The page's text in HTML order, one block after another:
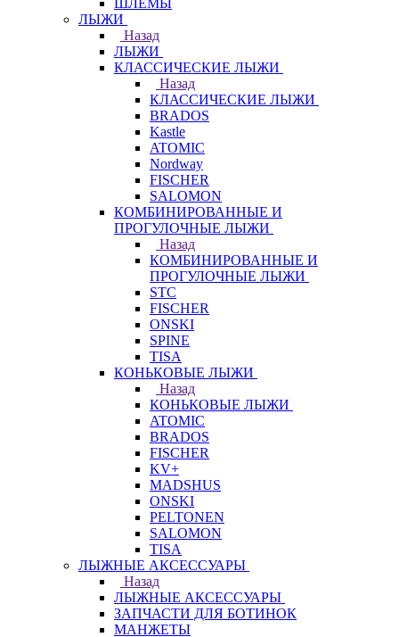
ШЛЕМЫ
ЛЫЖИ
Назад
ЛЫЖИ
КЛАССИЧЕСКИЕ ЛЫЖИ
Назад
КЛАССИЧЕСКИЕ ЛЫЖИ
BRADOS
Kastle
ATOMIC
Nordway
FISCHER
SALOMON
КОМБИНИРОВАННЫЕ И
ПРОГУЛОЧНЫЕ ЛЫЖИ
Назад
КОМБИНИРОВАННЫЕ И
ПРОГУЛОЧНЫЕ ЛЫЖИ
STC
FISCHER
ONSKI
SPINE
TISA
КОНЬКОВЫЕ ЛЫЖИ
Назад
КОНЬКОВЫЕ ЛЫЖИ
ATOMIC
BRADOS
FISCHER
KV+
MADSHUS
ONSKI
PELTONEN
SALOMON
TISA
ЛЫЖНЫЕ АКСЕССУАРЫ
Назад
ЛЫЖНЫЕ АКСЕССУАРЫ
ЗАПЧАСТИ ДЛЯ БОТИНОК
МАНЖЕТЫ